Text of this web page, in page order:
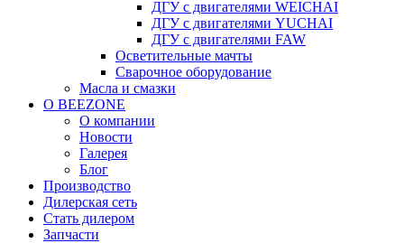
ДГУ с двигателями WEICHAI
ДГУ с двигателями YUCHAI
ДГУ с двигателями FAW
Осветительные мачты
Сварочное оборудование
Масла и смазки
О BEEZONE
О компании
Новости
Галерея
Блог
Производство
Дилерская сеть
Стать дилером
Запчасти